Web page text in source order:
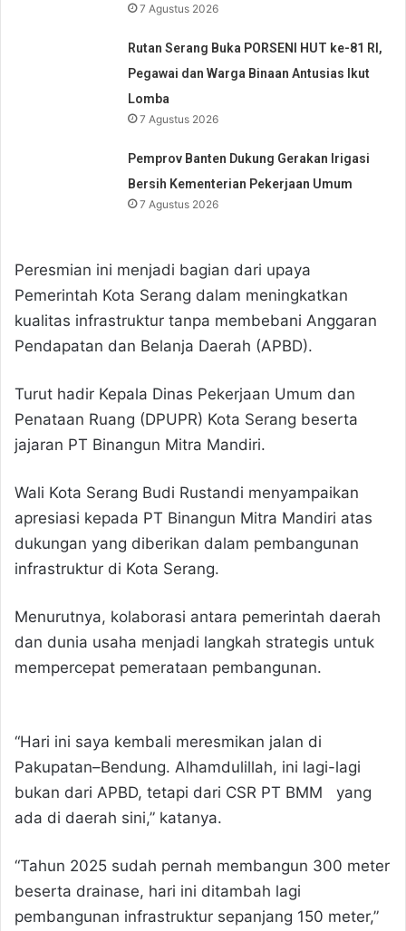
7 Agustus 2026
Rutan Serang Buka PORSENI HUT ke-81 RI,
Pegawai dan Warga Binaan Antusias Ikut
Lomba
7 Agustus 2026
Pemprov Banten Dukung Gerakan Irigasi
Bersih Kementerian Pekerjaan Umum
7 Agustus 2026
Peresmian ini menjadi bagian dari upaya
Pemerintah Kota Serang dalam meningkatkan
kualitas infrastruktur tanpa membebani Anggaran
Pendapatan dan Belanja Daerah (APBD).
Turut hadir Kepala Dinas Pekerjaan Umum dan
Penataan Ruang (DPUPR) Kota Serang beserta
jajaran PT Binangun Mitra Mandiri.
Wali Kota Serang Budi Rustandi menyampaikan
apresiasi kepada PT Binangun Mitra Mandiri atas
dukungan yang diberikan dalam pembangunan
infrastruktur di Kota Serang.
Menurutnya, kolaborasi antara pemerintah daerah
dan dunia usaha menjadi langkah strategis untuk
mempercepat pemerataan pembangunan.
“Hari ini saya kembali meresmikan jalan di
Pakupatan–Bendung. Alhamdulillah, ini lagi-lagi
bukan dari APBD, tetapi dari CSR PT BMM yang
ada di daerah sini,” katanya.
“Tahun 2025 sudah pernah membangun 300 meter
beserta drainase, hari ini ditambah lagi
pembangunan infrastruktur sepanjang 150 meter,”